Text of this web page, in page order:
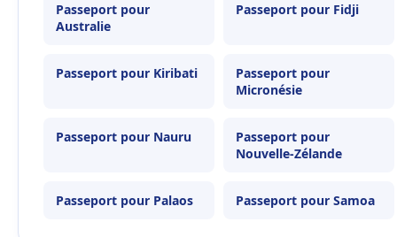
Passeport pour
Australie
Passeport pour Fidji
Passeport pour Kiribati
Passeport pour
Micronésie
Passeport pour Nauru
Passeport pour
Nouvelle-Zélande
Passeport pour Palaos Passeport pour Samoa